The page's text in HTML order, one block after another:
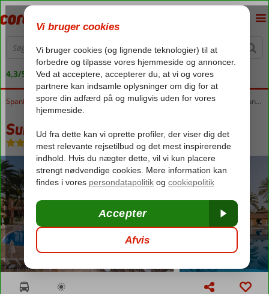
4,3/5 på Trustpilot
Forside
Spanien Kanariske Øer Gran Canaria Maspalomas Suites & Villas by Dunas
Suites & Villas by Dunas
Morgenmad-Hotel